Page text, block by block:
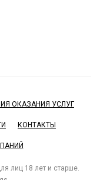
ОКАЗАНИЯ УСЛУГ
КОНТАКТЫ
лиц 18 лет и старше.